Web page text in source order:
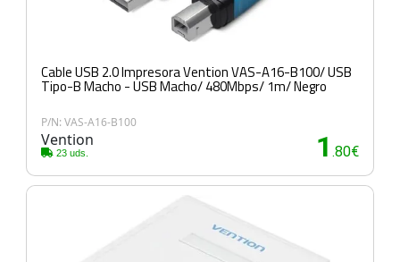
Cable USB 2.0 Impresora Vention VAS-A16-B100/ USB
Tipo-B Macho - USB Macho/ 480Mbps/ 1m/ Negro
P/N: VAS-A16-B100
Vention
23 uds. 1 .80€